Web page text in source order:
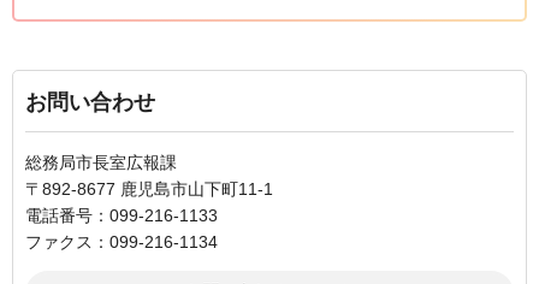
お問い合わせ
総務局市長室広報課
〒892-8677 鹿児島市山下町11-1
電話番号：099-216-1133
ファクス：099-216-1134